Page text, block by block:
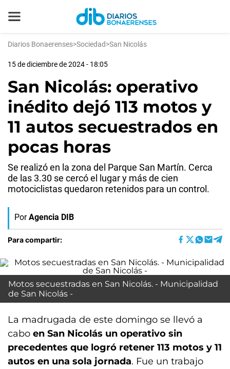
Diarios Bonaerenses>Sociedad>San Nicolás
15 de diciembre de 2024 - 18:05
San Nicolás: operativo
inédito dejó 113 motos y
11 autos secuestrados en
pocas horas
Se realizó en la zona del Parque San Martín. Cerca
de las 3.30 se cercó el lugar y más de cien
motociclistas quedaron retenidos para un control.
Por Agencia DIB
Para compartir:
Motos secuestradas en San Nicolás. - Municipalidad
de San Nicolás -
La madrugada de este domingo se llevó a
cabo en San Nicolás un operativo sin
precedentes que logró retener 113 motos y 11
autos en una sola jornada. Fue un trabajo